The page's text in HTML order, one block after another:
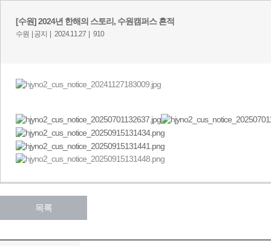
[수원] 2024년 한해의 스토리, 수원캠퍼스 흔적
수원 | 공지 | 2024.11.27 | 910
목록